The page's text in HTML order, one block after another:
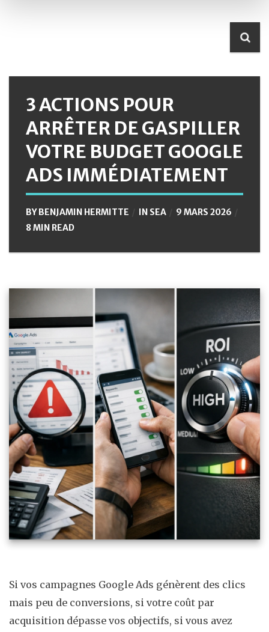
3 ACTIONS POUR
ARRÊTER DE GASPILLER
VOTRE BUDGET GOOGLE
ADS IMMÉDIATEMENT
BYBENJAMIN HERMITTE IN SEA
9 MARS 2026
8 MIN READ
Si vos campagnes Google Ads génèrent des clics
mais peu de conversions, si votre coût par
acquisition dépasse vos objectifs, si vous avez